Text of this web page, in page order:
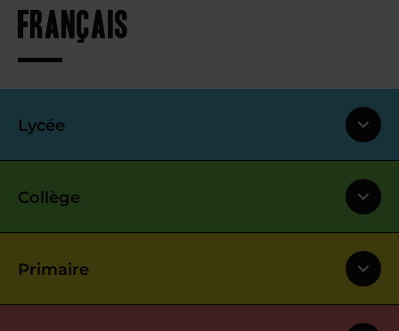
français
Lycée
Collège
Primaire